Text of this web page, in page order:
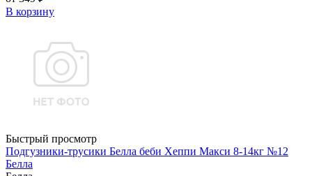
В корзину
Быстрый просмотр
Подгузники-трусики Белла беби Хеппи Макси 8-14кг №12
Белла